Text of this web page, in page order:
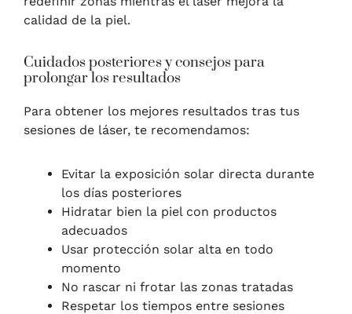
calidad de la piel.
Cuidados posteriores y consejos para
prolongar los resultados
Para obtener los mejores resultados tras tus
sesiones de láser, te recomendamos:
Evitar la exposición solar directa durante
los días posteriores
Hidratar bien la piel con productos
adecuados
Usar protección solar alta en todo
momento
No rascar ni frotar las zonas tratadas
Respetar los tiempos entre sesiones